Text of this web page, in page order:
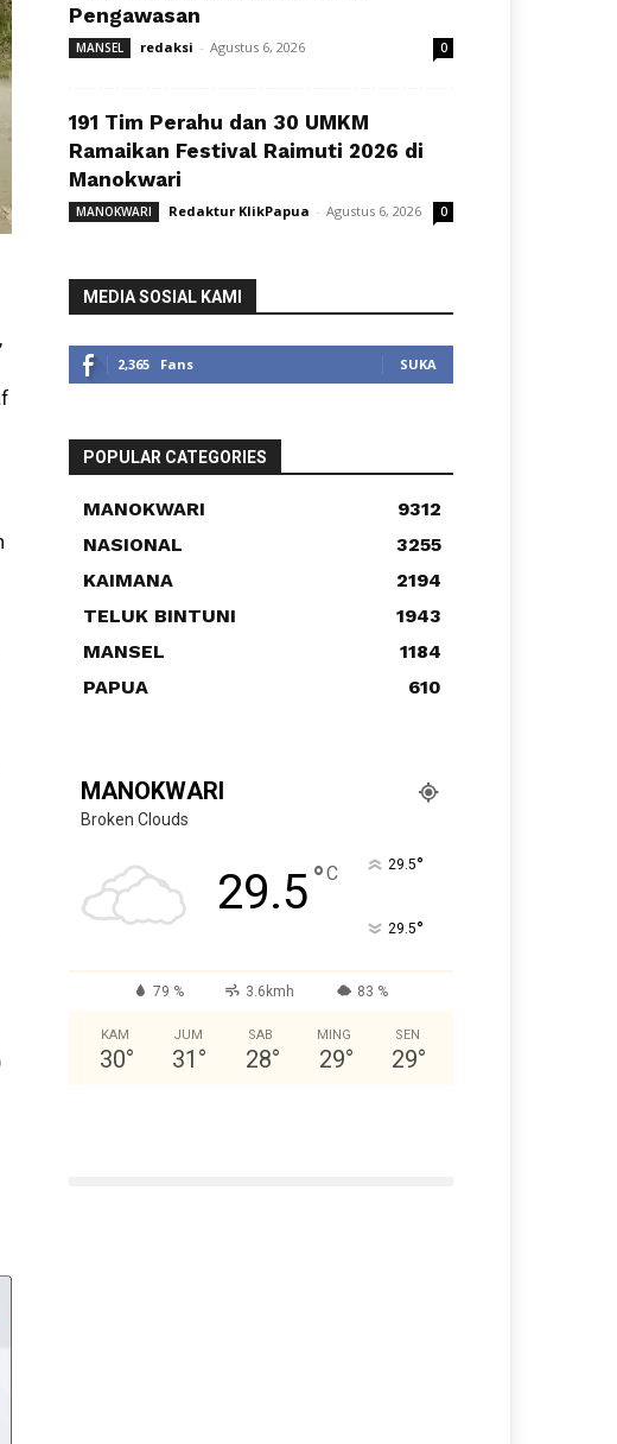
Pengawasan
MANSEL redaksi - Agustus 6, 2026 0
191 Tim Perahu dan 30 UMKM
Ramaikan Festival Raimuti 2026 di
Manokwari
MANOKWARI Redaktur KlikPapua - Agustus 6, 2026 0
MEDIA SOSIAL KAMI
2,365 Fans SUKA
POPULAR CATEGORIES
MANOKWARI
9312
NASIONAL
3255
KAIMANA
2194
TELUK BINTUNI
1943
MANSEL
1184
PAPUA
610
MANOKWARI
Broken Clouds
29.5°C 29.5°
29.5°
79 % 3.6kmh 83 %
KAM
30°
JUM
31 °
SAB
28°
MING
29°
SEN
29°